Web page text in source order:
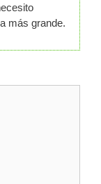
más grande.